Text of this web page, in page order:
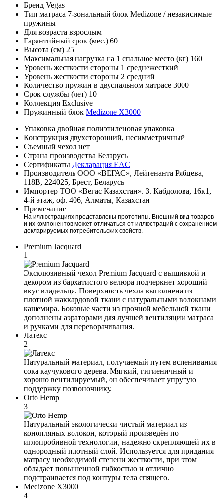
Бренд Vegas
Тип матраса 7-зональный блок Medizone / независимые
пружины
Для возраста взрослым
Гарантийный срок (мес.) 60
Высота (см) 25
Максимальная нагрузка на 1 спальное место (кг) 160
Уровень жесткости стороны 1 среднежесткий
Уровень жесткости стороны 2 средний
Количество пружин в двуспальном матрасе 3000
Срок службы (лет) 10
Коллекция Exclusive
Пружинный блок Medizone X3000
Упаковка двойная полиэтиленовая упаковка
Конструкция двухсторонний, несимметричный
Съемный чехол нет
Страна производства Беларусь
Сертификаты Декларация EAC
Производитель ООО «ВЕГАС», Лейтенанта Рябцева,
118В, 224025, Брест, Беларусь
Импортер ТОО «Вегас Казахстан». З. Кабдолова, 16к1,
4-й этаж, оф. 406, Алматы, Казахстан
Примечание
На иллюстрациях представлены прототипы. Внешний вид товаров
и их компонентов может отличаться от иллюстраций с сохранением
декларируемых потребительских свойств.
Premium Jacquard
1
Эксклюзивный чехол Premium Jacquard с вышивкой и
декором из бархатистого велюра подчеркнет хороший
вкус владельца. Поверхность чехла выполнена из
плотной жаккардовой ткани с натуральными волокнами
кашемира. Боковые части из прочной мебельной ткани
дополнены аэраторами для лучшей вентиляции матраса
и ручками для переворачивания.
Латекс
2
Натуральный материал, получаемый путем вспенивания
сока каучукового дерева. Мягкий, гигиеничный и
хорошо вентилируемый, он обеспечивает упругую
поддержку позвоночнику.
Orto Hemp
3
Натуральный экологически чистый материал из
конопляных волокон, который произведён по
иглопробивной технологии, надежно скрепляющей их в
однородный плотный слой. Используется для придания
матрасу необходимой степени жесткости, при этом
обладает повышенной гибкостью и отлично
подстраивается под контуры тела спящего.
Medizone X3000
4